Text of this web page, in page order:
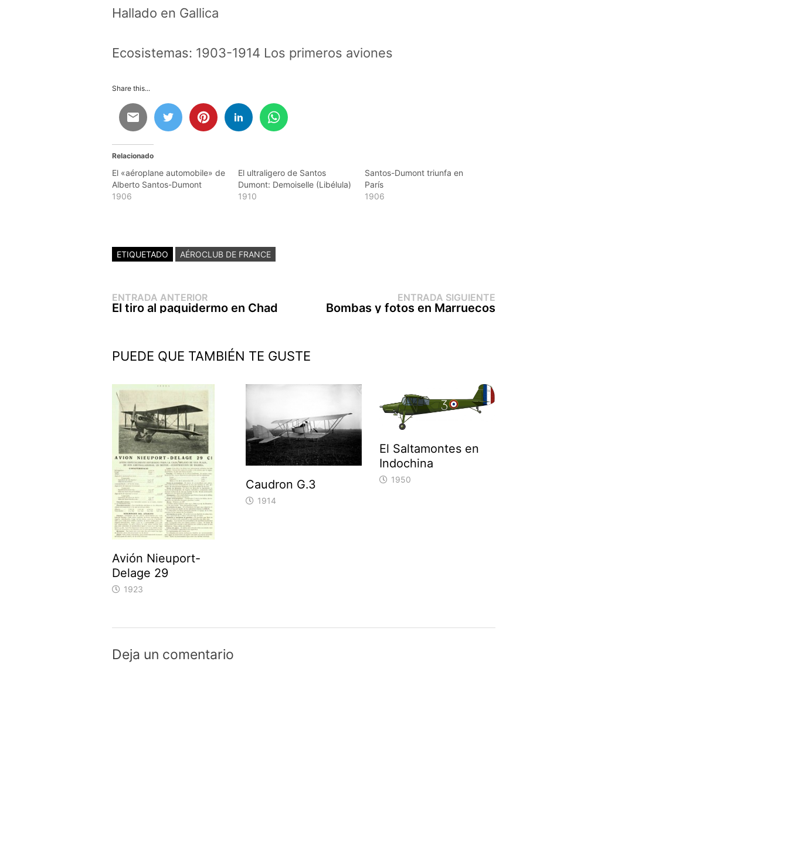
Hallado en Gallica
Ecosistemas: 1903-1914 Los primeros aviones
Share this...
Relacionado
El «aéroplane automobile» de
Alberto Santos-Dumont
1906
El ultraligero de Santos
Dumont: Demoiselle (Libélula)
1910
Santos-Dumont triunfa en
París
1906
ETIQUETADO AÉROCLUB DE FRANCE
Navegación
de
ENTRADA ANTERIOREntrada
anterior:
El tiro al paquidermo en Chad
ENTRADA SIGUIENTEEntrada
siguiente:
Bombas y fotos en Marruecos
PUEDE QUE TAMBIÉN TE GUSTE
Avión Nieuport-
Delage 29
1923
Caudron G.3
1914
El Saltamontes en
Indochina
1950
Deja un comentario